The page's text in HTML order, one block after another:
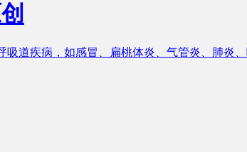
道疾病，如感冒、扁桃体炎、气管炎、肺炎